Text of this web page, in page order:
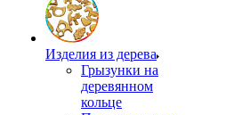
Изделия из дерева
Грызунки на
деревянном
кольце